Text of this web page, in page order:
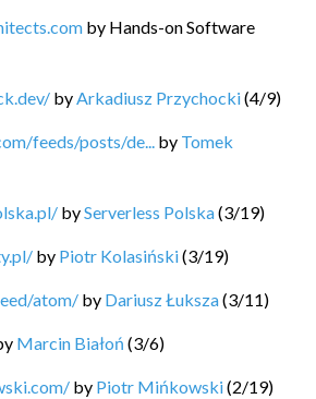
by Hands-on Software
by Arkadiusz Przychocki(4/9)
feeds/posts/de... by Tomek
byServerless Polska(3/19)
by Piotr Kolasiński(3/19)
atom/ by Dariusz Łuksza(3/11)
Marcin Białoń (3/6)
by Piotr Mińkowski(2/19)